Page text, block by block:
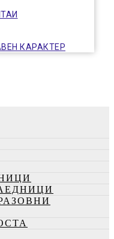
КАРАКТЕР